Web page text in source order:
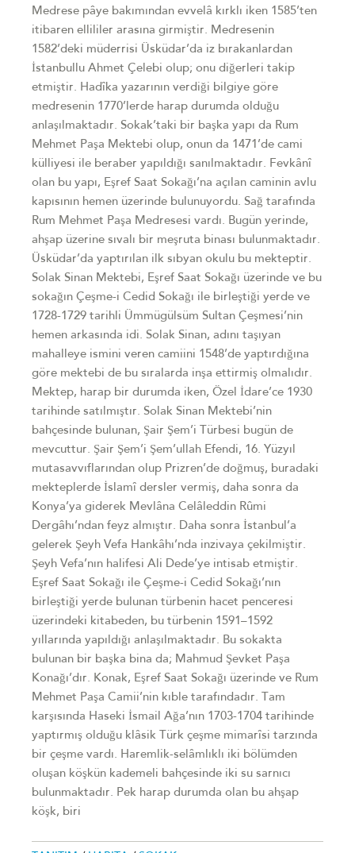
Medrese pâye bakımından evvelâ kırklı iken 1585’ten
itibaren ellililer arasına girmiştir. Medresenin
1582’deki müderrisi Üsküdar’da iz bırakanlardan
İstanbullu Ahmet Çelebi olup; onu diğerleri takip
etmiştir. Hadîka yazarının verdiği bilgiye göre
medresenin 1770’lerde harap durumda olduğu
anlaşılmaktadır. Sokak’taki bir başka yapı da Rum
Mehmet Paşa Mektebi olup, onun da 1471’de cami
külliyesi ile beraber yapıldığı sanılmaktadır. Fevkânî
olan bu yapı, Eşref Saat Sokağı’na açılan caminin avlu
kapısının hemen üzerinde bulunuyordu. Sağ tarafında
Rum Mehmet Paşa Medresesi vardı. Bugün yerinde,
ahşap üzerine sıvalı bir meşruta binası bulunmaktadır.
Üsküdar’da yaptırılan ilk sıbyan okulu bu mekteptir.
Solak Sinan Mektebi, Eşref Saat Sokağı üzerinde ve bu
sokağın Çeşme-i Cedid Sokağı ile birleştiği yerde ve
1728-1729 tarihli Ümmügülsüm Sultan Çeşmesi’nin
hemen arkasında idi. Solak Sinan, adını taşıyan
mahalleye ismini veren camiini 1548’de yaptırdığına
göre mektebi de bu sıralarda inşa ettirmiş olmalıdır.
Mektep, harap bir durumda iken, Özel İdare’ce 1930
tarihinde satılmıştır. Solak Sinan Mektebi’nin
bahçesinde bulunan, Şair Şem’i Türbesi bugün de
mevcuttur. Şair Şem’i Şem’ullah Efendi, 16. Yüzyıl
mutasavvıflarından olup Prizren’de doğmuş, buradaki
mekteplerde İslamî dersler vermiş, daha sonra da
Konya’ya giderek Mevlâna Celâleddin Rûmi
Dergâhı’ndan feyz almıştır. Daha sonra İstanbul’a
gelerek Şeyh Vefa Hankâhı’nda inzivaya çekilmiştir.
Şeyh Vefa’nın halifesi Ali Dede’ye intisab etmiştir.
Eşref Saat Sokağı ile Çeşme-i Cedid Sokağı’nın
birleştiği yerde bulunan türbenin hacet penceresi
üzerindeki kitabeden, bu türbenin 1591–1592
yıllarında yapıldığı anlaşılmaktadır. Bu sokakta
bulunan bir başka bina da; Mahmud Şevket Paşa
Konağı’dır. Konak, Eşref Saat Sokağı üzerinde ve Rum
Mehmet Paşa Camii’nin kıble tarafındadır. Tam
karşısında Haseki İsmail Ağa’nın 1703-1704 tarihinde
yaptırmış olduğu klâsik Türk çeşme mimarîsi tarzında
bir çeşme vardı. Haremlik-selâmlıklı iki bölümden
oluşan köşkün kademeli bahçesinde iki su sarnıcı
bulunmaktadır. Pek harap durumda olan bu ahşap
köşk, biri